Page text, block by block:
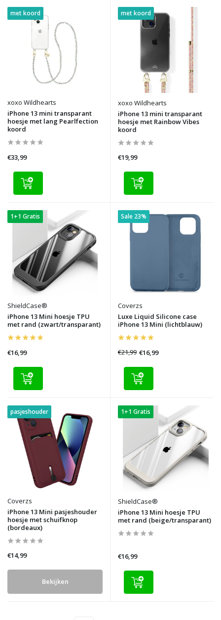
met koord
xoxo Wildhearts
iPhone 13 mini transparant
hoesje met lang Pearlfection
koord
€33,99
met koord
xoxo Wildhearts
iPhone 13 mini transparant
hoesje met Rainbow Vibes
koord
€19,99
1+1 Gratis
ShieldCase®
iPhone 13 Mini hoesje TPU
met rand (zwart/transparant)
€16,99
Sale 23%
Coverzs
Luxe Liquid Silicone case
iPhone 13 Mini (lichtblauw)
€21,99 €16,99
pasjeshouder
Coverzs
iPhone 13 Mini pasjeshouder
hoesje met schuifknop
(bordeaux)
€14,99
Bekijken
1+1 Gratis
ShieldCase®
iPhone 13 Mini hoesje TPU
met rand (beige/transparant)
€16,99